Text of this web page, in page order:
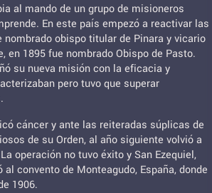
al mando de un grupo de misioneros
En este país empezó a reactivar las
nombrado obispo titular de Pinara y vicario
en 1895 fue nombrado Obispo de Pasto.
su nueva misión con la eficacia y
pero tuvo que superar
cáncer y ante las reiteradas súplicas de
de su Orden, al año siguiente volvió a
operación no tuvo éxito y San Ezequiel,
convento de Monteagudo, España, donde
1906.